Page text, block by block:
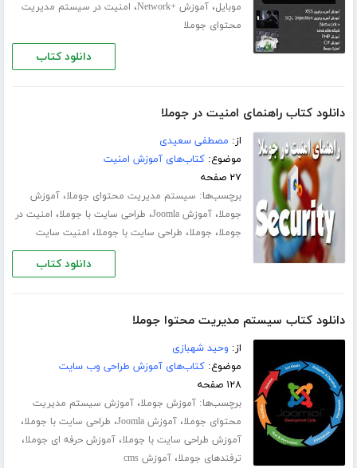
موبایل،آموزش +Network ، امنیت در سیستم مدیریت
محتوای جوملا
دانلود کتاب
دانلود کتاب راهنمای امنیت در جوملا
از: مصطفی سعیدی
موضوع:کتاب‌های آموزش امنیت
۲۷ صفحه
برچسب‌ها: سیستم مدیریت محتوای جوملا،آموزش
جوملا،آموزش Joomla ، طراحی سایت با جوملا، امنیت در
جوملا، جوملا، طراحی سایت با جوملا، امنیت سایت
دانلود کتاب
دانلود کتاب سیستم مدیریت محتوا جوملا
از: وحید شهبازی
موضوع:کتاب‌های آموزش طراحی وب سایت
۱۲۸ صفحه
برچسب‌ها:آموزش جوملا،آموزش سیستم مدیریت
محتوای جوملا،آموزش Joomla ، طراحی سایت با جوملا،
آموزش طراحی سایت با جوملا،آموزش حرفه ای جوملا،
ترفندهای جوملا،آموزش cms